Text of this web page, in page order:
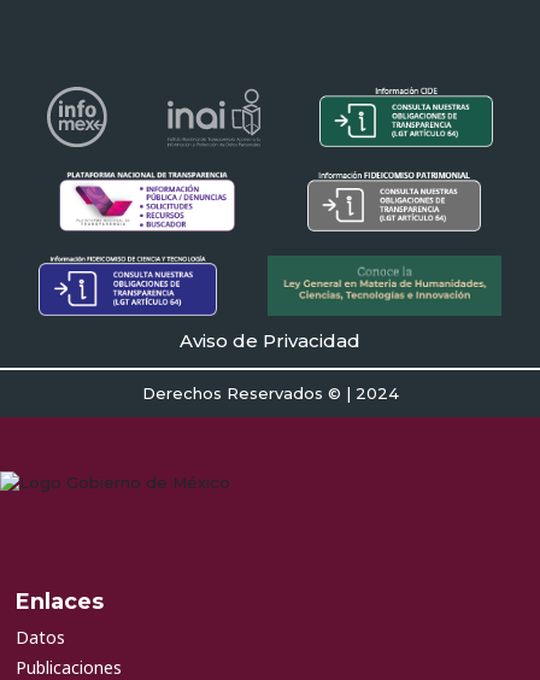
Aviso de Privacidad
Derechos Reservados © | 2024
Enlaces
Datos
Publicaciones